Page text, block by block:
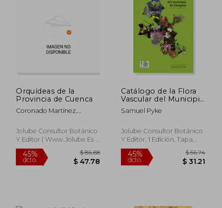
45% $ 106.86 45%
Orquídeas de la
Provincia de Cuenca
Coronado Martínez,
Eduardo
Jolube Consultor Botánico
Y Editor ( Www.Jolube.Es ),
Tapa Blanda, Nuevo
Catálogo de la Flora
Vascular del Municipio
de Zaragoza:
Catálogo Florístico de
de Zaragoza, 2ª ed.
Samuel Pyke
Jolube Consultor Botánico
Y Editor, 1 Edición, Tapa
Blanda, Nuevo